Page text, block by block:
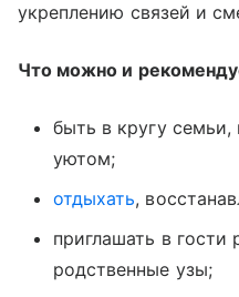
укреплению связей и
Что можно и
быть в кругу
уютом;
отдыхать,
приглашать в гости
родственные узы;